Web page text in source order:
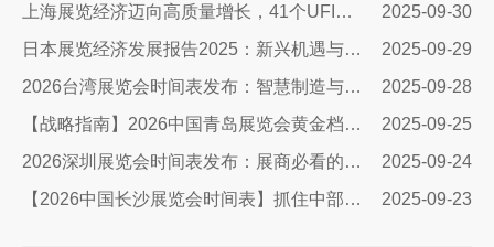
上海展览经济迈向高质量增长，41个UFI认证展会领跑全球
2025-09-30
日本展览经济发展报告2025：新兴机遇与布展创新指南
2025-09-29
2026台湾展览会时间表发布：智慧制造与自动化引领商机
2025-09-28
【战略指南】2026中国青岛展览会黄金档期曝光：展台设计搭建商必争的5大旺季
2025-09-25
2026深圳展览会时间表发布：展商必看的流量密码与搭建指南
2025-09-24
【2026中国长沙展览会时间表】抓住中部崛起新机遇
2025-09-23